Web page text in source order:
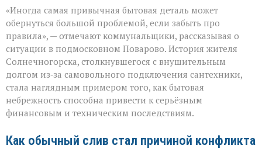
как
повод
долга:
коммунальная
история
с
серьёзным
финалом»
«Иногда самая привычная бытовая деталь может
обернуться большой проблемой, если забыть про
правила», — отмечают коммунальщики, рассказывая о
ситуации в подмосковном Поварово. История жителя
Солнечногорска, столкнувшегося с внушительным
долгом из‑за самовольного подключения сантехники,
стала наглядным примером того, как бытовая
небрежность способна привести к серьёзным
финансовым и техническим последствиям.
Как обычный слив стал причиной конфликта